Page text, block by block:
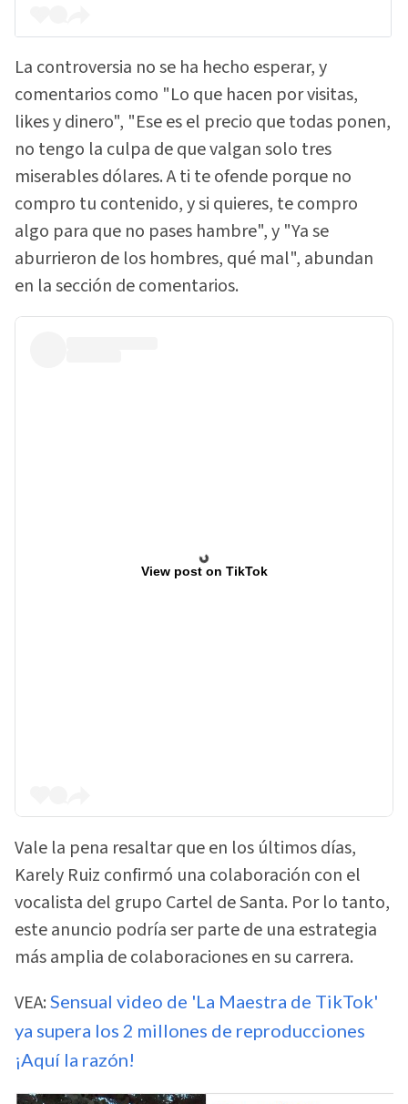
La controversia no se ha hecho esperar, y
comentarios como "Lo que hacen por visitas,
likes y dinero", "Ese es el precio que todas ponen,
no tengo la culpa de que valgan solo tres
miserables dólares. A ti te ofende porque no
compro tu contenido, y si quieres, te compro
algo para que no pases hambre", y "Ya se
aburrieron de los hombres, qué mal", abundan
en la sección de comentarios.
View post on TikTok
Vale la pena resaltar que en los últimos días,
Karely Ruiz confirmó una colaboración con el
vocalista del grupo Cartel de Santa. Por lo tanto,
este anuncio podría ser parte de una estrategia
más amplia de colaboraciones en su carrera.
VEA: Sensual video de 'La Maestra de TikTok'
ya supera los 2 millones de reproducciones
¡Aquí la razón!